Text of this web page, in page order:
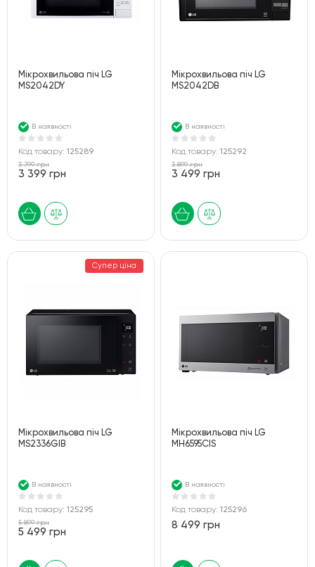
Мiкрохвильова пiч LG
MS2042DY
В наявності
Код товару: 125289
3 799 грн
3 399 грн
Мікрохвильова піч LG
MS2042DB
В наявності
Код товару:125292
3 899 грн
3 499 грн
Супер ціна
Мікрохвильова піч LG
MS2336GIB
В наявності
Код товару: 125295
5 899 грн
5 499 грн
Мікрохвильова піч LG
MH6595CIS
В наявності
Код товару:125296
8 499 грн